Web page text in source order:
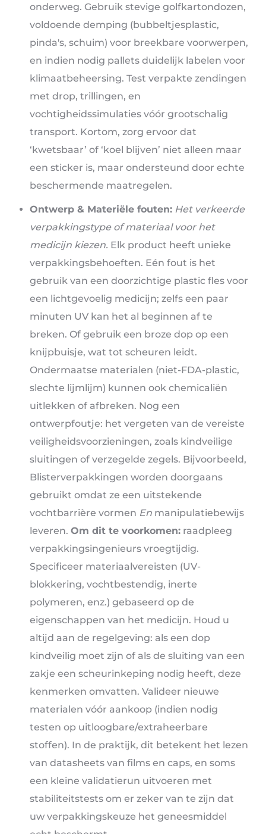
onderweg. Gebruik stevige golfkartondozen,
voldoende demping (bubbeltjesplastic,
pinda's, schuim) voor breekbare voorwerpen,
en indien nodig pallets duidelijk labelen voor
klimaatbeheersing. Test verpakte zendingen
met drop, trillingen, en
vochtigheidssimulaties vóór grootschalig
transport. Kortom, zorg ervoor dat
‘kwetsbaar’ of ‘koel blijven’ niet alleen maar
een sticker is, maar ondersteund door echte
beschermende maatregelen.
Ontwerp & Materiële fouten: Het verkeerde
verpakkingstype of materiaal voor het
medicijn kiezen. Elk product heeft unieke
verpakkingsbehoeften. Eén fout is het
gebruik van een doorzichtige plastic fles voor
een lichtgevoelig medicijn; zelfs een paar
minuten UV kan het al beginnen af ​​te
breken. Of gebruik een broze dop op een
knijpbuisje, wat tot scheuren leidt.
Ondermaatse materialen (niet-FDA-plastic,
slechte lijmlijm) kunnen ook chemicaliën
uitlekken of afbreken. Nog een
ontwerpfoutje: het vergeten van de vereiste
veiligheidsvoorzieningen, zoals kindveilige
sluitingen of verzegelde zegels. Bijvoorbeeld,
Blisterverpakkingen worden doorgaans
gebruikt omdat ze een uitstekende
vochtbarrière vormen En manipulatiebewijs
leveren. Om dit te voorkomen: raadpleeg
verpakkingsingenieurs vroegtijdig.
Specificeer materiaalvereisten (UV-
blokkering, vochtbestendig, inerte
polymeren, enz.) gebaseerd op de
eigenschappen van het medicijn. Houd u
altijd aan de regelgeving: als een dop
kindveilig moet zijn of als de sluiting van een
zakje een scheurinkeping nodig heeft, deze
kenmerken omvatten. Valideer nieuwe
materialen vóór aankoop (indien nodig
testen op uitloogbare/extraheerbare
stoffen). In de praktijk, dit betekent het lezen
van datasheets van films en caps, en soms
een kleine validatierun uitvoeren met
stabiliteitstests om er zeker van te zijn dat
uw verpakkingskeuze het geneesmiddel